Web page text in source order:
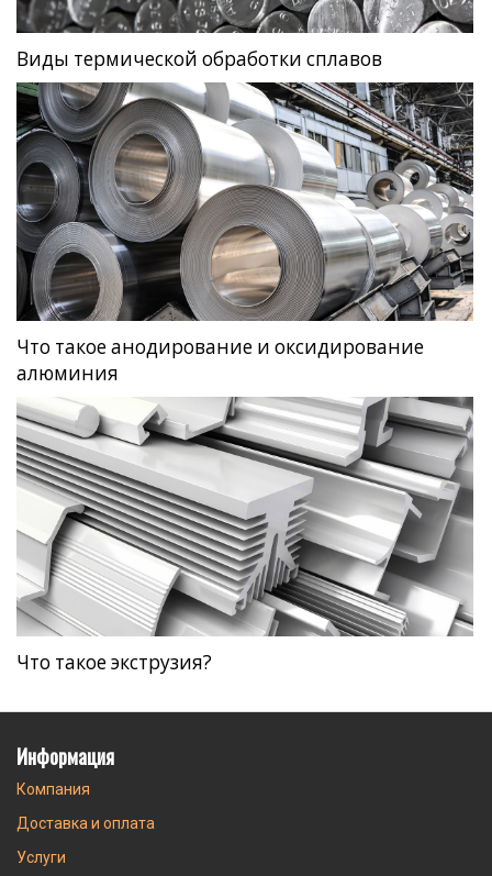
Виды термической обработки сплавов
Что такое анодирование и оксидирование
алюминия
Что такое экструзия?
Информация
Компания
Доставка и оплата
Услуги